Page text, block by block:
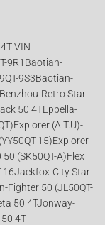
VIN
9R1Baotian-
9S3Baotian-
Retro Star
50 4TEppella-
(A.T.U)-
15)Explorer
(SK50QT-A)Flex
16Jackfox-City Star
Fighter 50 (JL50QT-
50 4TJonway-
4T